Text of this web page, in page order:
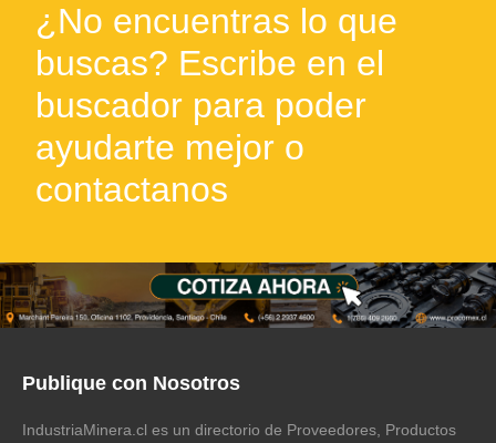
¿No encuentras lo que
buscas? Escribe en el
buscador para poder
ayudarte mejor o
contactanos
Publique con Nosotros
IndustriaMinera.cl es un directorio de Proveedores, Productos